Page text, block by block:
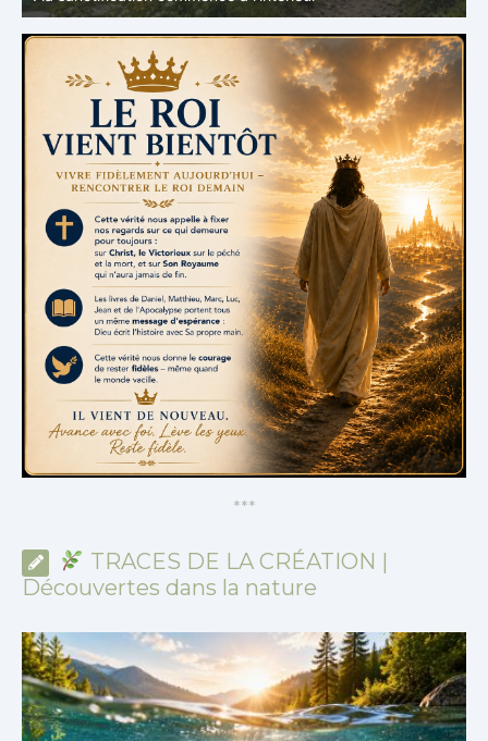
***
TRACES DE LA CRÉATION |
Découvertes dans la nature